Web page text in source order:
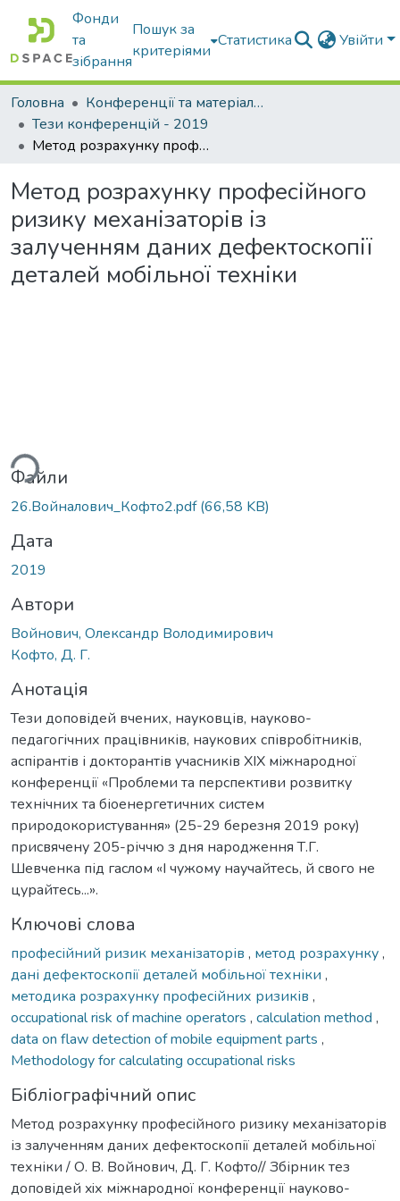
Фонди
та
зібрання
Пошук за
критеріями
Статистика Увійти
Головна
Конференції та матеріали конференцій
Тези конференцій - 2019
Метод розрахунку професійного ризику механізаторів із залученням даних дефектоскопії деталей мобільної техніки
Метод розрахунку професійного
ризику механізаторів із
залученням даних дефектоскопії
деталей мобільної техніки
Файли
26.Войналович_Кофто2.pdf(66,58 KB)
Дата
2019
Автори
Войнович, Олександр Володимирович
Кофто, Д. Г.
Анотація
Тези доповідей вчених, науковців, науково-
педагогічних працівників, наукових співробітників,
аспірантів і докторантів учасників XIX міжнародної
конференції «Проблеми та перспективи розвитку
технічних та біоенергетичних систем
природокористування» (25-29 березня 2019 року)
присвячену 205-річчю з дня народження Т.Г.
Шевченка під гаслом «І чужому научайтесь, й свого не
цурайтесь...».
Ключові слова
професійний ризик механізаторів , метод розрахунку,
дані дефектоскопії деталей мобільної техніки ,
методика розрахунку професійних ризиків ,
occupational risk of machine operators , calculation method ,
data on flaw detection of mobile equipment parts ,
Methodology for calculating occupational risks
Бібліографічний опис
Метод розрахунку професійного ризику механізаторів
із залученням даних дефектоскопії деталей мобільної
техніки / О. В. Войнович, Д. Г. Кофто// Збірник тез
доповідей xiх міжнародної конференції науково-